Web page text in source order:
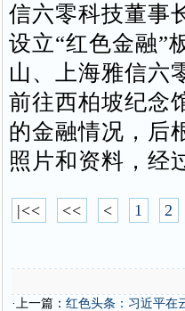
信六零科技董事
设立“红色金融”
山、上海雅信六
前往西柏坡纪念
的金融情况，后
照片和资料，经
|<< << < 1 2
·上一篇： 红色头条：习近平在